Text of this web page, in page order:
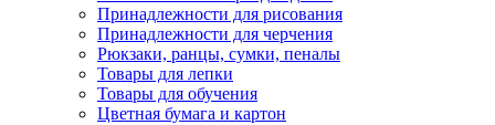
Принадлежности для рисования
Принадлежности для черчения
Рюкзаки, ранцы, сумки, пеналы
Товары для лепки
Товары для обучения
Цветная бумага и картон